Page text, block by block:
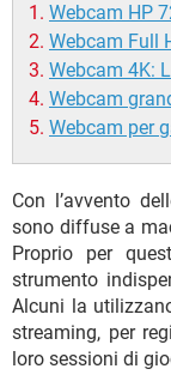
Webcam HP
Webcam Full
Webcam 4K:
Webcam
Webcam per
Con l’avvento
sono diffuse a
Proprio per
strumento
Alcuni la
streaming, per
loro sessioni di